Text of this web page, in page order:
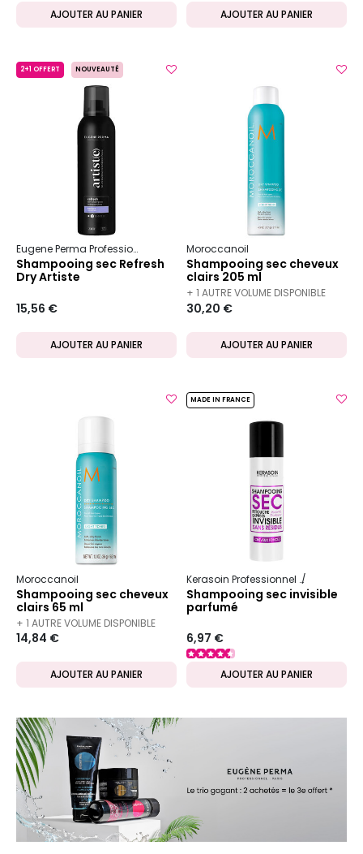
AJOUTER AU PANIER AJOUTER AU PANIER
2+1 OFFERT NOUVEAUTÉ
Eugene Perma Professionnel Artiste
Shampooing sec Refresh
Dry Artiste
15,56 €
AJOUTER AU PANIER
Moroccanoil
Shampooing sec cheveux
clairs 205 ml
+ 1 AUTRE VOLUME DISPONIBLE
30,20 €
AJOUTER AU PANIER
Moroccanoil
Shampooing sec cheveux
clairs 65 ml
+ 1 AUTRE VOLUME DISPONIBLE
14,84 €
AJOUTER AU PANIER
MADE IN FRANCE
Kerasoin Professionnel
Shampooing sec invisible
parfumé
6,97 €
AJOUTER AU PANIER